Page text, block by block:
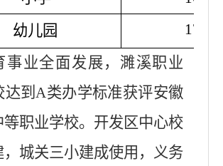
幼儿园
179
事业全面发展，濉溪职业
达到A类办学标准获评安徽
等职业学校。开发区中心校
，城关三小建成使用，义务